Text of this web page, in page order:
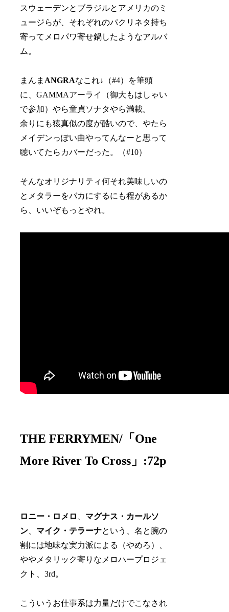
スウェーデンとブラジルとアメリカのミ
ュージらが、それぞれのパクリネタ持ち
寄ってメロパワ寄せ鍋したようなアルバ
ム。
まんま ANGRAなこれ↓（#4）を筆頭
に、GAMMAアーライ（御大もはしゃい
で参加）やら童貞ソナタやら満載。
余りにも猿真似の度が酷いので、やたら
メイデンっぽい曲やってんなーと思って
聴いてたらカバーだった。（#10）
そんなオリジナリティ何それ美味しいの
とメタラーをバカにするにも程があるか
ら、いいぞもっとやれ。
THE FERRYMEN/「One
More River To Cross」:72p
ロニー・ロメロ
マグナス・カールソ
ン
マイク・テラーナという、名と腕の
割には地味な実力派による（やめろ）、
ややメタリック寄りなメロハープロジェ
クト、3rd。
こういうお仕事系は力量だけでこなされ